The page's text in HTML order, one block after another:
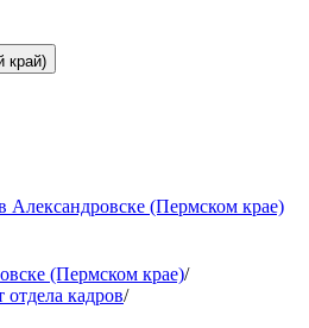
край)
Александровске (Пермском крае)
(Пермском крае)/
кадров/